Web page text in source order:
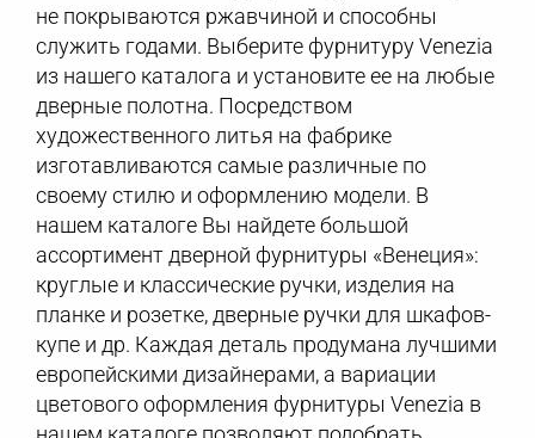
не покрываются ржавчиной и способны
служить годами. Выберите фурнитуру Venezia
из нашего каталога и установите ее на любые
дверные полотна. Посредством
художественного литья на фабрике
изготавливаются самые различные по
своему стилю и оформлению модели. В
нашем каталоге Вы найдете большой
ассортимент дверной фурнитуры «Венеция»:
круглые и классические ручки, изделия на
планке и розетке, дверные ручки для шкафов-
купе и др. Каждая деталь продумана лучшими
европейскими дизайнерами, а вариации
цветового оформления фурнитуры Venezia в